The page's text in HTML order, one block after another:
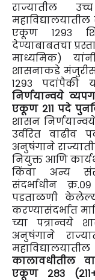
राज्यातील
एकूण १२९३
देण्याबाबतचा
माध्यमिक)
शासनाकडे
१२९३ पदांपैकी
निर्णयान्वये
एकूण २११ पदे
शासन
उर्वरित वाढीव
अनुषंगाने
नियुक्त आणि
किंवा अन्य
संदर्भाधीन
पडताळणी
करण्यासंदर्भात
च्या पत्रान्वये
अनुषंगाने
कालावधीतील
एकूण २८३